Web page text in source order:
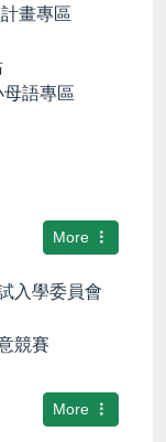
畫專區
語專區
More
入學委員會
競賽
More